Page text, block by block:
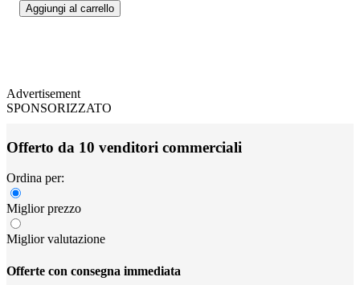
Aggiungi al carrello
Advertisement
SPONSORIZZATO
Offerto da 10 venditori commerciali
Ordina per:
Miglior prezzo
Miglior valutazione
Offerte con consegna immediata